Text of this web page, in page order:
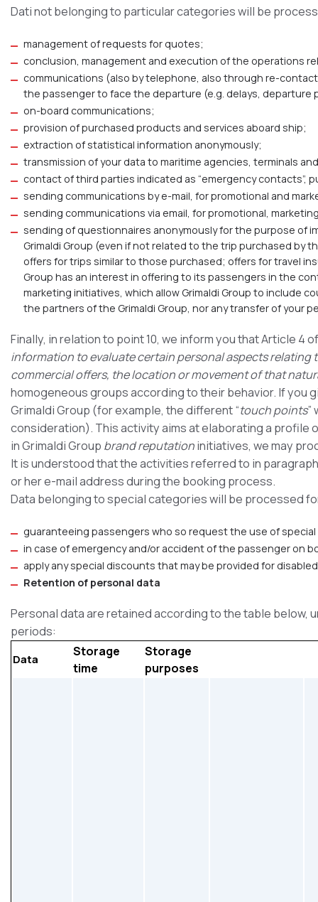
Dati not belonging to particular categories will be
management of requests for quotes;
conclusion, management and execution of the operations
communications (also by telephone, also through re-
the passenger to face the departure (e.g. delays, departure
on-board communications;
provision of purchased products and services aboard ship;
extraction of statistical information anonymously;
transmission of your data to maritime agencies, terminals
contact of third parties indicated as “emergency contacts”,
sending communications by e-mail, for promotional and
sending communications via email, for promotional,
sending of questionnaires anonymously for the purpose of
Grimaldi Group (even if not related to the trip purchased
offers for trips similar to those purchased; offers for travel
Group has an interest in offering to its passengers in the
marketing initiatives, which allow Grimaldi Group to include
the partners of the Grimaldi Group, nor any transfer of your
Finally, in relation to point 10, we inform you that Article 4
information to evaluate certain personal aspects
commercial offers, the location or movement of that
homogeneous groups according to their behavior. If you
Grimaldi Group (for example, the different “touch points”
consideration). This activity aims at elaborating a profile
in Grimaldi Group brand reputationinitiatives, we may
It is understood that the activities referred to in
or her e-mail address during the booking process.
Data belonging to special categories will be processed
guaranteeing passengers who so request the use of
in case of emergency and/or accident of the passenger on
apply any special discounts that may be provided for
Retention of personal data
Personal data are retained according to the table
periods:
Data
Storage
time
Storage
purposes